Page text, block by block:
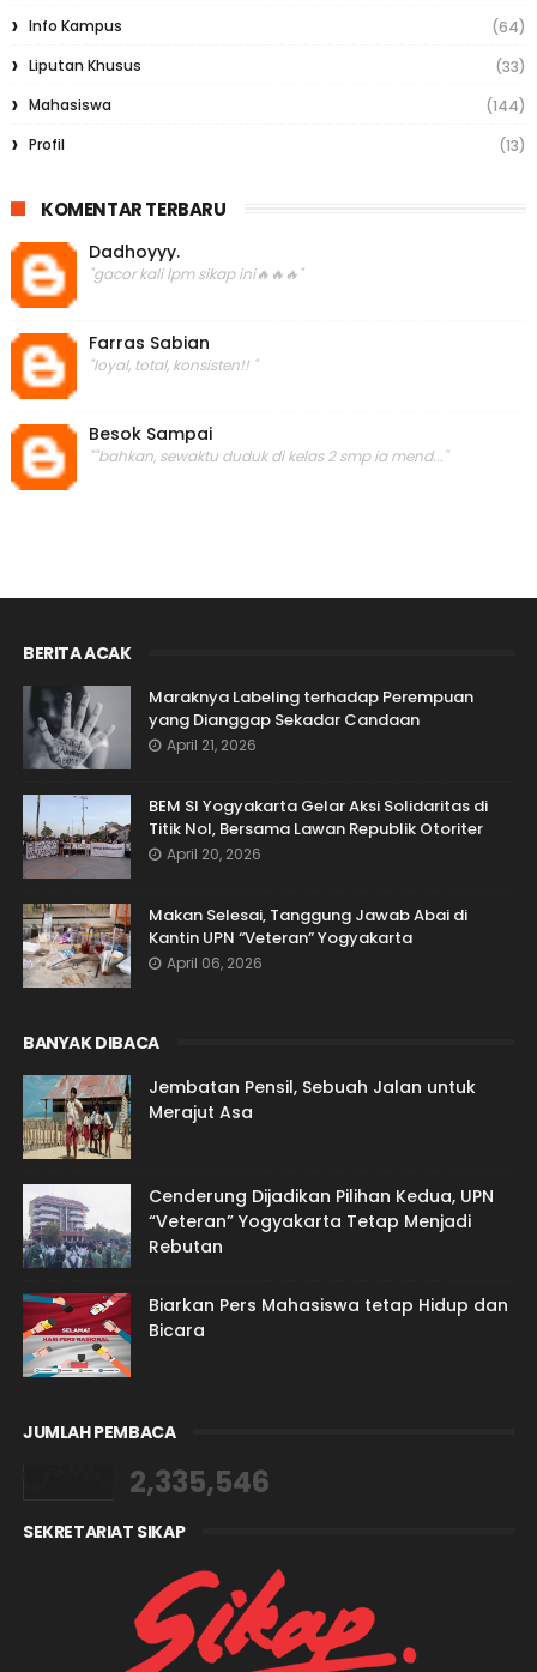
Info Kampus
(64)
Liputan Khusus
(33)
Mahasiswa
(144)
Profil
(13)
KOMENTAR TERBARU
Dadhoyyy.
"gacor kali lpm sikap ini🔥🔥🔥"
Farras Sabian
"loyal, total, konsisten!! "
Besok Sampai
""bahkan, sewaktu duduk di kelas 2 smp ia mend..."
BERITA ACAK
Maraknya Labeling terhadap Perempuan
yang Dianggap Sekadar Candaan
April 21, 2026
BEM SI Yogyakarta Gelar Aksi Solidaritas di
Titik Nol, Bersama Lawan Republik Otoriter
April 20, 2026
Makan Selesai, Tanggung Jawab Abai di
Kantin UPN “Veteran” Yogyakarta
April 06, 2026
BANYAK DIBACA
Jembatan Pensil, Sebuah Jalan untuk
Merajut Asa
Cenderung Dijadikan Pilihan Kedua, UPN
“Veteran” Yogyakarta Tetap Menjadi
Rebutan
Biarkan Pers Mahasiswa tetap Hidup dan
Bicara
JUMLAH PEMBACA
2,335,546
SEKRETARIAT SIKAP